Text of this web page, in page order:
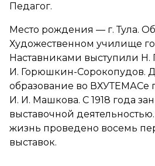
Педагог.
Место рождения — г. Тула.
Художественном училище
Наставниками выступили Н.
И. Горюшкин-Сорокопудов.
образование во ВХУТЕМАСе
И. И. Машкова. С 1918 года
выставочной
жизнь проведено восемь
выставок.